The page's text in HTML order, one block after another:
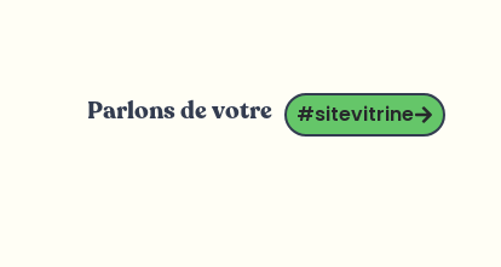
Parlons de votre #sitevitrine